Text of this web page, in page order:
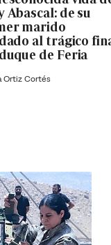
Abascal: de su
marido
al trágico
de Feria
Ortiz Cortés